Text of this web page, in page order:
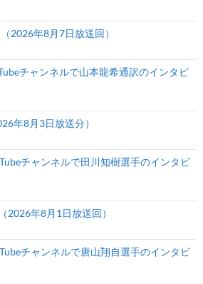
2026年8月7日放送回）
チャンネルで山本龍希通訳のインタビ
年8月3日放送分）
チャンネルで田川知樹選手のインタビ
年8月1日放送回）
チャンネルで唐山翔自選手のインタビ